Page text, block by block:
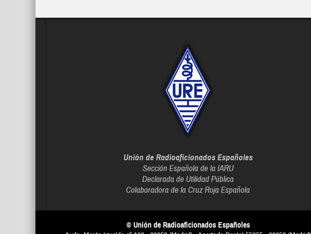
Unión de Radioaficionados Españoles
Sección Española de la IARU
Declarada de Utilidad Pública
Colaboradora de la Cruz Roja Española
© Unión de Radioaficionados Españoles